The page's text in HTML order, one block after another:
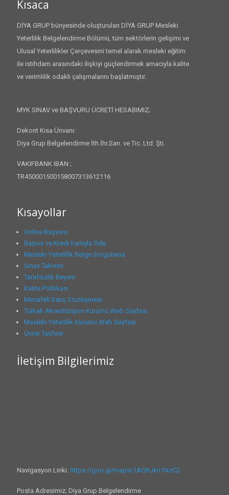
Kısaca
DİYA GRUP bünyesinde oluşturulan DİYA GRUP Mesleki
Yeterlilik Belgelendirme Bölümü, tüm sektörlerin gelişimi ve
Ulusal Yeterlilikler Çerçevesini temel alarak mesleki eğitim
ile istihdam arasındaki ilişkiyi güçlendirmek amacıyla kalite
ve verimlilik odaklı çalışmalarını başlatmıştır.
MYK SINAV ve BAŞVURU ÜCRETİ HESABIMIZ;
Dekont Kısa Ünvanı:
Diya Grup Belgelendirme İth.İhr.San. ve Tic. Ltd. Şti.
VAKIFBANK IBAN ;
TR450001500158007313612116
Kısayollar
Online Başvuru
Başvur ve Kredi Kartıyla Öde
Mesleki Yeterlilik Belge Sorgulama
Sınav Takvimi
Tarafsızlık Beyanı
Kalite Politikası
Mesafeli Satış Sözleşmesi
Türkak Akreditasyon Kurumu Web Sayfası
Mesleki Yeterlilik Kurumu Web Sayfası
Ücret Tarifesi
İletişim Bilgilerimiz
Navigasyon Linki: https://goo.gl/maps/1AQRJkn1NzC2
Posta Adresimiz; Diya Grup Belgelendirme